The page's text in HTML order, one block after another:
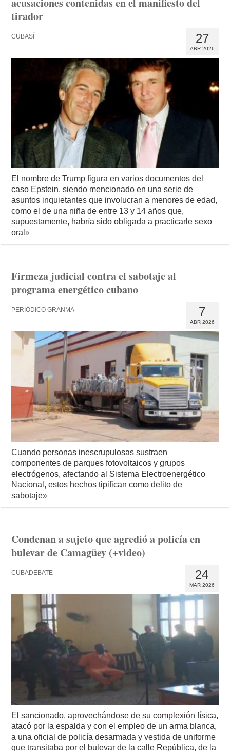
tirador
27
ABR 2026
CUBASÍ
El nombre de Trump figura en varios documentos del
caso Epstein, siendo mencionado en una serie de
asuntos inquietantes que involucran a menores de edad,
como el de una niña de entre 13 y 14 años que,
supuestamente, habría sido obligada a practicarle sexo
oral»
Firmeza judicial contra el sabotaje al
programa energético cubano
7
ABR 2026
PERIÓDICO GRANMA
Cuando personas inescrupulosas sustraen
componentes de parques fotovoltaicos y grupos
electrógenos, afectando al Sistema Electroenergético
Nacional, estos hechos tipifican como delito de
sabotaje»
Condenan a sujeto que agredió a policía en
bulevar de Camagüey (+video)
24
MAR 2026
CUBADEBATE
El sancionado, aprovechándose de su complexión física,
atacó por la espalda y con el empleo de un arma blanca,
a una oficial de policía desarmada y vestida de uniforme
que transitaba por el bulevar de la calle República, de la